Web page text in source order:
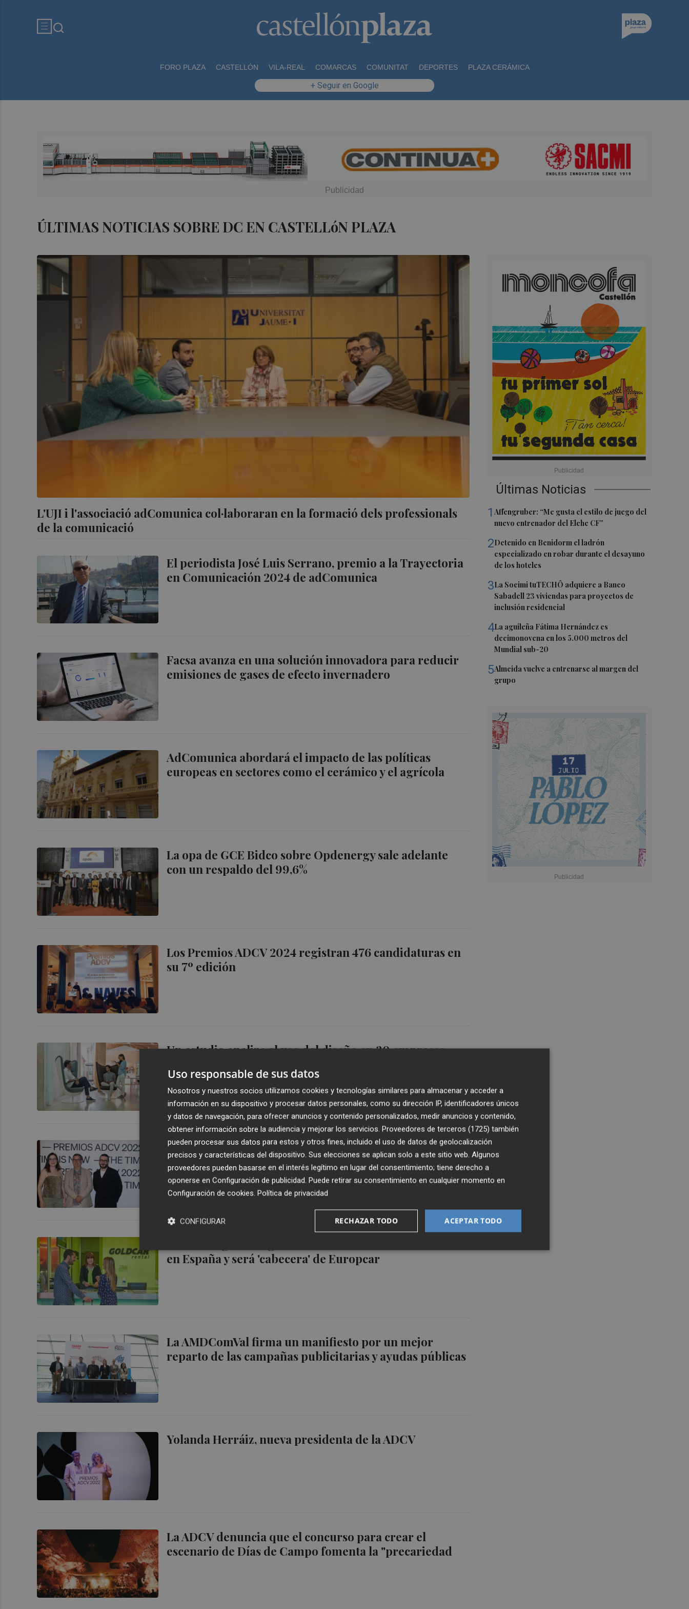
FORO PLAZA CASTELLÓN VILA-REAL COMARCAS COMUNITAT DEPORTES PLAZA CERÁMICA
+ Seguir en Google
ÚLTIMAS NOTICIAS SOBRE DC EN CASTELLóN PLAZA
L'UJI i l'associació adComunica col·laboraran en la formació dels professionals
de la comunicació
El periodista José Luis Serrano, premio a la Trayectoria
en Comunicación 2024 de adComunica
Facsa avanza en una solución innovadora para reducir
emisiones de gases de efecto invernadero
AdComunica abordará el impacto de las políticas
europeas en sectores como el cerámico y el agrícola
La opa de GCE Bidco sobre Opdenergy sale adelante
con un respaldo del 99,6%
Los Premios ADCV 2024 registran 476 candidaturas en
su 7º edición
Un estudio analiza el uso del diseño en 30 empresas
La ADCV acuerda redefinir su relación con la Fundació
del Disseny
en España y será 'cabecera' de Europcar
La AMDComVal firma un manifiesto por un mejor
reparto de las campañas publicitarias y ayudas públicas
Yolanda Herráiz, nueva presidenta de la ADCV
La ADCV denuncia que el concurso para crear el
escenario de Días de Campo fomenta la "precariedad
Últimas Noticias
1Affengruber: “Me gusta el estilo de juego del
nuevo entrenador del Elche CF”
2Detenido en Benidorm el ladrón
especializado en robar durante el desayuno
de los hoteles
3La Socimi tuTECHÔ adquiere a Banco
Sabadell 23 viviendas para proyectos de
inclusión residencial
4La aguileña Fátima Hernández es
decimonovena en los 5.000 metros del
Mundial sub-20
5Almeida vuelve a entrenarse al margen del
grupo
Uso responsable de sus datos
Nosotros y nuestros socios utilizamos cookies y tecnologías similares para almacenar y acceder a
información en su dispositivo y procesar datos personales, como su dirección IP, identificadores únicos
y datos de navegación, para ofrecer anuncios y contenido personalizados, medir anuncios y contenido,
obtener información sobre la audiencia y mejorar los servicios. Proveedores de terceros (1725) también
pueden procesar sus datos para estos y otros fines, incluido el uso de datos de geolocalización
precisos y características del dispositivo. Sus elecciones se aplican solo a este sitio web. Algunos
proveedores pueden basarse en el interés legítimo en lugar del consentimiento; tiene derecho a
oponerse en Configuración de publicidad. Puede retirar su consentimiento en cualquier momento en
Configuración de cookies. Política de privacidad
ACEPTAR TODO
RECHAZAR TODO
CONFIGURAR